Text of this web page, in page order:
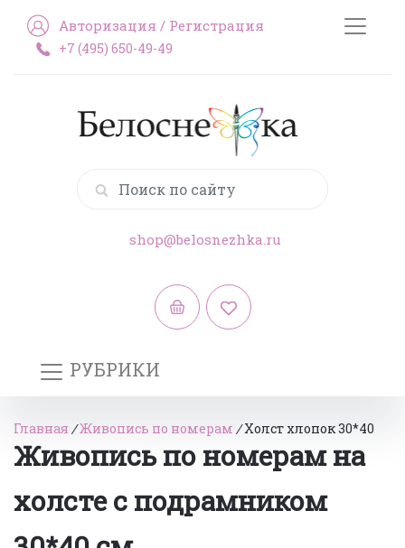
Авторизация / Регистрация
+7 (495) 650-49-49
shop@belosnezhka.ru
РУБРИКИ
Главная /Живопись по номерам /Холст хлопок 30*40
Живопись по номерам на
холсте с подрамником